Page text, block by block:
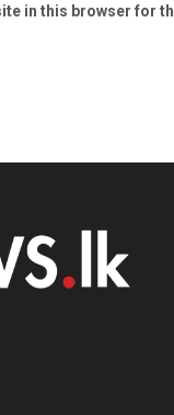
in this browser for